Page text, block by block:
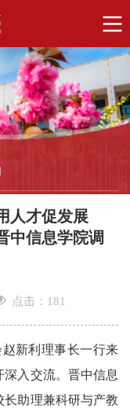
人才促发展
信息学院调
点击： 181
新利理事长一行来
入交流。晋中信息
助理兼科研与产教